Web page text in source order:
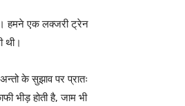
हमने एक लक्जरी ट्रेन
थी।
के सुझाव पर प्रातः
भीड़ होती है, जाम भी